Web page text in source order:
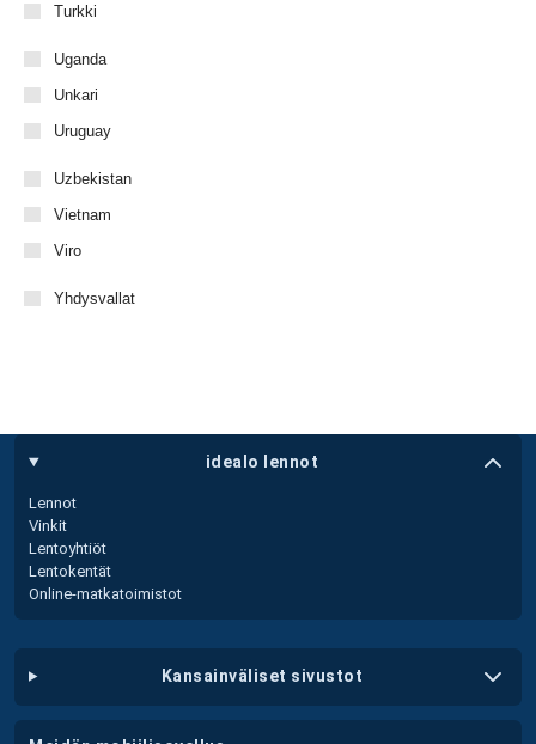
Turkki
Uganda
Unkari
Uruguay
Uzbekistan
Vietnam
Viro
Yhdysvallat
idealo lennot
Lennot
Vinkit
Lentoyhtiöt
Lentokentät
Online-matkatoimistot
kansainväliset sivustot